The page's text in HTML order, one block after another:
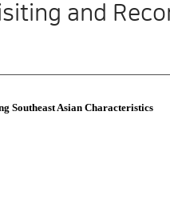
and
Southeast Asian Characteristics